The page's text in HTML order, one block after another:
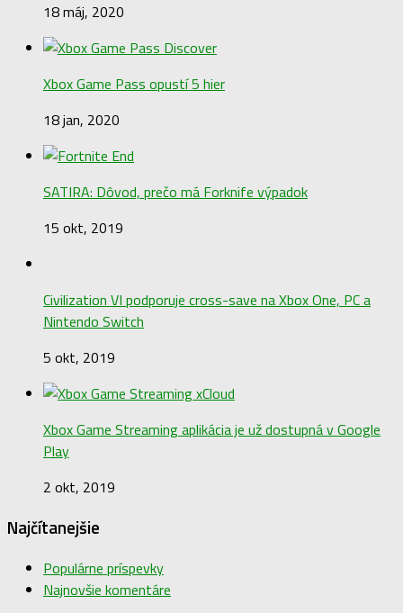
18 máj, 2020
Xbox Game Pass opustí 5 hier
18 jan, 2020
SATIRA: Dôvod, prečo má Forknife výpadok
15 okt, 2019
Civilization VI podporuje cross-save na Xbox One, PC a
Nintendo Switch
5 okt, 2019
Xbox Game Streaming aplikácia je už dostupná v Google
Play
2 okt, 2019
Najčítanejšie
Populárne príspevky
Najnovšie komentáre